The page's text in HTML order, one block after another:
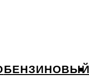
БЕНЗИНОВЫЙ